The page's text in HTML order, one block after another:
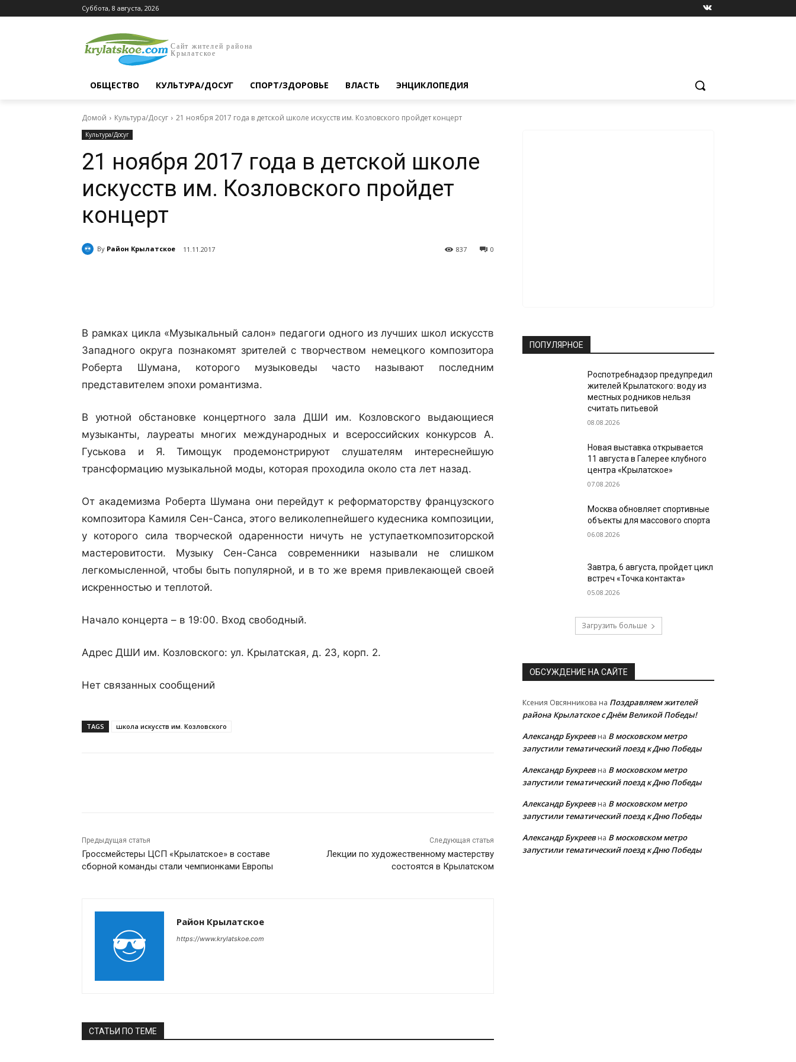
Суббота, 8 августа, 2026
Сайт жителей района
Крылатское
ОБЩЕСТВО КУЛЬТУРА/ДОСУГ СПОРТ/ЗДОРОВЬЕ ВЛАСТЬ ЭНЦИКЛОПЕДИЯ
Домой Культура/Досуг 21 ноября 2017 года в детской школе искусств им. Козловского пройдет концерт
Культура/Досуг
21 ноября 2017 года в детской школе
искусств им. Козловского пройдет
концерт
By Район Крылатское 11.11.2017 0
837
В рамках цикла «Музыкальный салон» педагоги одного из лучших школ искусств
Западного округа познакомят зрителей с творчеством немецкого композитора
Роберта Шумана, которого музыковеды часто называют последним
представителем эпохи романтизма.
В уютной обстановке концертного зала ДШИ им. Козловского выдающиеся
музыканты, лауреаты многих международных и всероссийских конкурсов А.
Гуськова и Я. Тимощук продемонстрируют слушателям интереснейшую
трансформацию музыкальной моды, которая проходила около ста лет назад.
От академизма Роберта Шумана они перейдут к реформаторству французского
композитора Камиля Сен-Санса, этого великолепнейшего кудесника композиции,
у которого сила творческой одаренности ничуть не уступаеткомпозиторской
мастеровитости. Музыку Сен-Санса современники называли не слишком
легкомысленной, чтобы быть популярной, и в то же время привлекающей своей
искренностью и теплотой.
Начало концерта – в 19:00. Вход свободный.
Адрес ДШИ им. Козловского: ул. Крылатская, д. 23, корп. 2.
Нет связанных сообщений
TAGS школа искусств им. Козловского
Предыдущая статья
Гроссмейстеры ЦСП «Крылатское» в составе
сборной команды стали чемпионками Европы
Следующая статья
Лекции по художественному мастерству
состоятся в Крылатском
Район Крылатское
https://www.krylatskoe.com
СТАТЬИ ПО ТЕМЕ
ПОПУЛЯРНОЕ
Роспотребнадзор предупредил
жителей Крылатского: воду из
местных родников нельзя
считать питьевой
08.08.2026
Новая выставка открывается
11 августа в Галерее клубного
центра «Крылатское»
07.08.2026
Москва обновляет спортивные
объекты для массового спорта
06.08.2026
Завтра, 6 августа, пройдет цикл
встреч «Точка контакта»
05.08.2026
Загрузить больше
ОБСУЖДЕНИЕ НА САЙТЕ
Ксения Овсянникова на Поздравляем жителей
района Крылатское с Днём Великой Победы!
Александр Букреевна В московском метро
запустили тематический поезд к Дню Победы
Александр Букреевна В московском метро
запустили тематический поезд к Дню Победы
Александр Букреевна В московском метро
запустили тематический поезд к Дню Победы
Александр Букреевна В московском метро
запустили тематический поезд к Дню Победы